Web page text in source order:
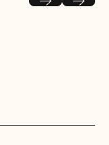
PreviousNext